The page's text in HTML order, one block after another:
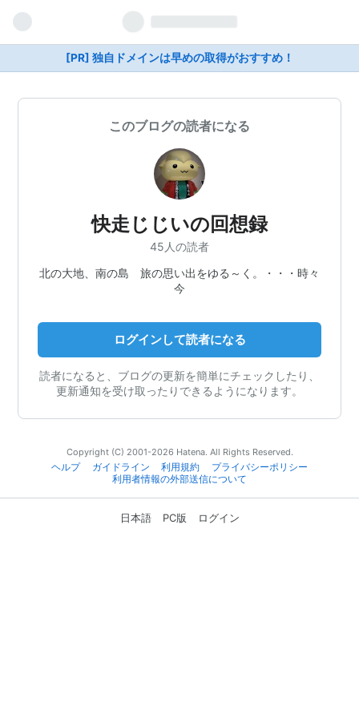
[PR] 独自ドメインは早めの取得がおすすめ！
このブログの読者になる
快走じじいの回想録
45人の読者
北の大地、南の島 旅の思い出をゆる～く。・・・時々
今
ログインして読者になる
読者になると、ブログの更新を簡単にチェックしたり、
更新通知を受け取ったりできるようになります。
Copyright (C) 2001-2026 Hatena. All Rights Reserved.
ヘルプ
ガイドライン 利用規約
プライバシーポリシー
利用者情報の外部送信について
日本語 PC版 ログイン